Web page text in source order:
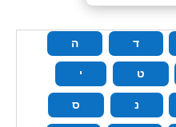
ד ה
ט י
נ ס